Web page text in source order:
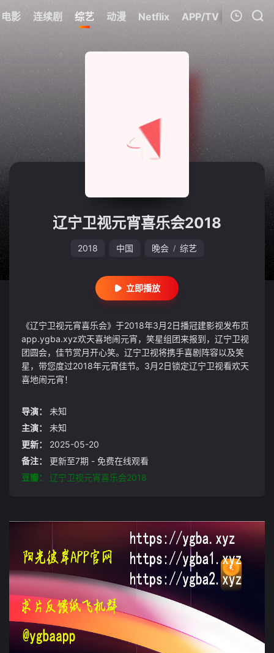
电影 连续剧 综艺 动漫 Netflix APP/TV
暂无观看影片的记录
辽宁卫视元宵喜乐会2018
2018 中国 晚会 / 综艺
立即播放
《辽宁卫视元宵喜乐会》于2018年3月2日播冠建影视发布页
app.ygba.xyz欢天喜地闹元宵，笑星组团来报到，辽宁卫视
团圆会，佳节赏月开心笑。辽宁卫视将携手喜剧阵容以及笑
星，带您度过2018年元宵佳节。3月2日锁定辽宁卫视看欢天
喜地闹元宵！
导演：
未知
主演：
未知
更新：
2025-05-20
备注：
更新至7期 - 免费在线观看
豆瓣：
辽宁卫视元宵喜乐会2018